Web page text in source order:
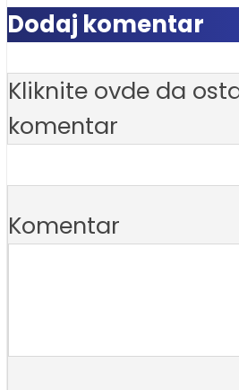
Dodaj komentar
Kliknite ovde da
komentar
Komentar